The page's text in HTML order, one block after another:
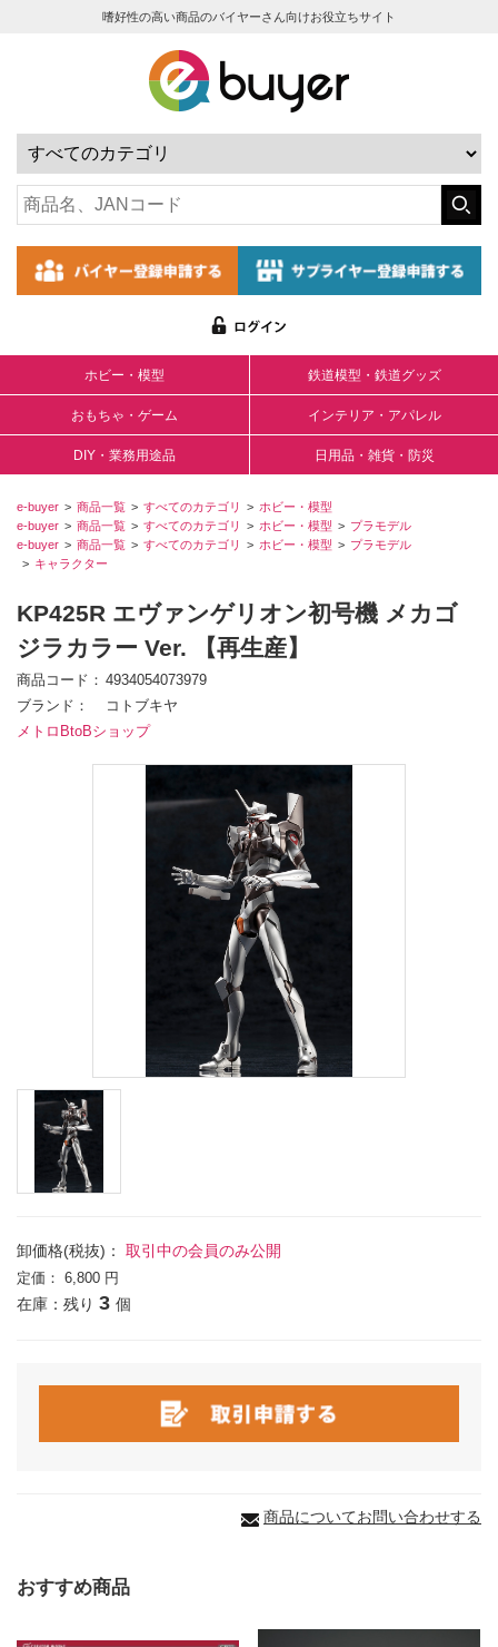
嗜好性の高い商品のバイヤーさん向けお役立ちサイト
ホビー・模型 鉄道模型・鉄道グッズ
おもちゃ・ゲーム インテリア・アパレル
DIY・業務用途品 日用品・雑貨・防災
e-buyer 商品一覧 すべてのカテゴリ
ホビー・模型
e-buyer
商品一覧 すべてのカテゴリ ホビー・模型
プラモデル
e-buyer
商品一覧 すべてのカテゴリ ホビー・模型
プラモデル
キャラクター
KP425R エヴァンゲリオン初号機 メカゴ
ジラカラー Ver. 【再生産】
商品コード
4934054073979
ブランド
コトブキヤ
メトロBtoBショップ
卸価格(税抜)： 取引中の会員のみ公開
定価： 6,800 円
在庫：残り 3 個
商品についてお問い合わせする
おすすめ商品